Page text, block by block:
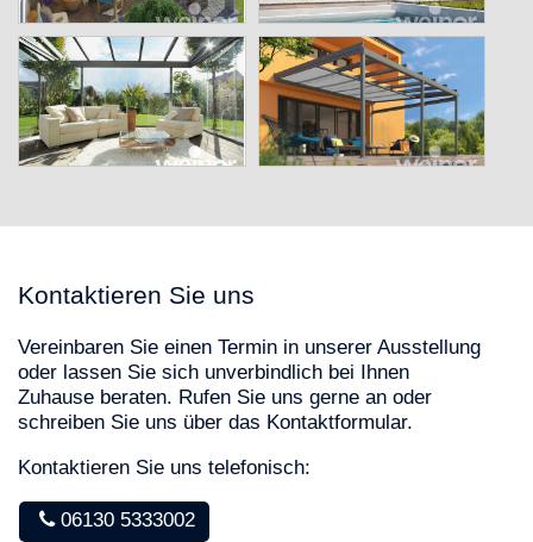
Kontaktieren Sie uns
Vereinbaren Sie einen Termin in unserer Ausstellung
oder lassen Sie sich unverbindlich bei Ihnen
Zuhause beraten. Rufen Sie uns gerne an oder
schreiben Sie uns über das Kontaktformular.
Kontaktieren Sie uns telefonisch:
06130 5333002